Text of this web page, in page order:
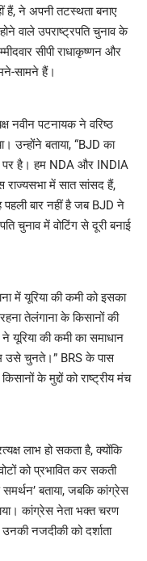
हैं, ने अपनी तटस्थता बनाए
वाले उपराष्ट्रपति चुनाव के
सीपी राधाकृष्णन और
सामने हैं।
नवीन पटनायक ने वरिष्ठ
उन्होंने बताया, “BJD का
पर है। हम NDA और INDIA
राज्यसभा में सात सांसद हैं,
पहली बार नहीं है जब BJD ने
चुनाव में वोटिंग से दूरी बनाई
में यूरिया की कमी को इसका
तेलंगाना के किसानों की
यूरिया की कमी का समाधान
उसे चुनते।” BRS के पास
के मुद्दों को राष्ट्रीय मंच
लाभ हो सकता है, क्योंकि
को प्रभावित कर सकती
बताया, जबकि कांग्रेस
कांग्रेस नेता भक्त चरण
नजदीकी को दर्शाता